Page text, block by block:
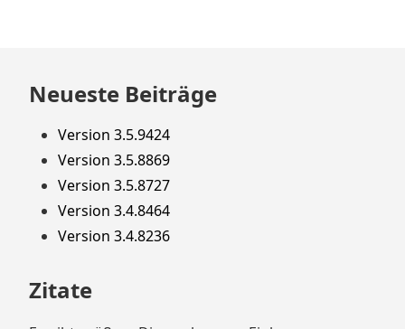
Zum
springen
Neueste Beiträge
Version 3.5.9424
Version 3.5.8869
Version 3.5.8727
Version 3.4.8464
Version 3.4.8236
Zitate